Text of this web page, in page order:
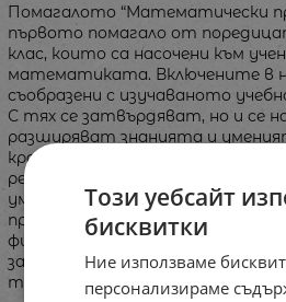
Помагалото “Математически
първото помагало от
клас, които са насочени към
математиката. Включените в
съобразени с изучаваното
С тях се затвърдяват, но и се
разширяват знанията и
края на помагалото са дадени
решенията на повечето
уменията на първокласниците
проблеми, надгражда знанията
фигури и уменията им за
задачи и смятане, насърчава ги
търсят и да откриват
Този уебсайт
бисквитки
Ние използваме
персонализираме